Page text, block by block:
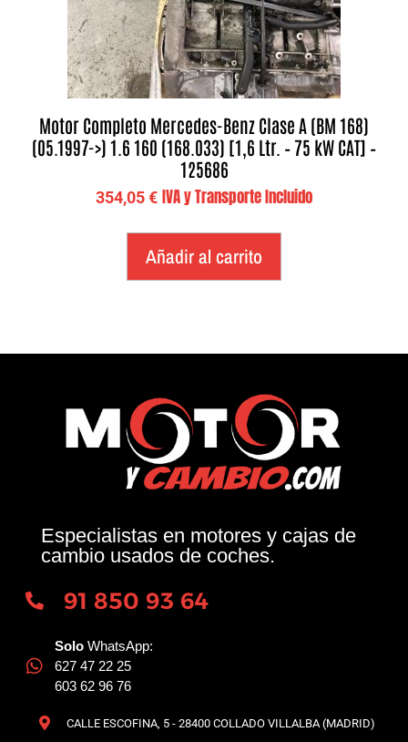
Motor Completo Mercedes-Benz Clase A (BM 168)
(05.1997->) 1.6 160 (168.033) [1,6 Ltr. – 75 kW CAT] –
125686
354,05€ IVA y Transporte Incluido
Añadir al carrito
Especialistas en motores y cajas de
cambio usados de coches.
91 850 93 64
Solo WhatsApp:
627 47 22 25
603 62 96 76
CALLE ESCOFINA, 5 - 28400 COLLADO VILLALBA (MADRID)